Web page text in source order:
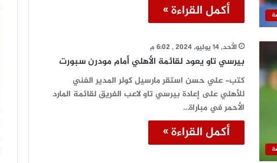
أكمل القراءة »
الأحد, 14 يوليو, 2024 , 6:02 م
بيرسي تاو يعود لقائمة الأهلي أمام مودرن سبورت
كتب- علي حسن استقر مارسيل كولر المدير الفني
للأهلي على إعادة بيرسي تاو لاعب الفريق لقائمة المارد
الأحمر في مباراة…
أكمل القراءة »